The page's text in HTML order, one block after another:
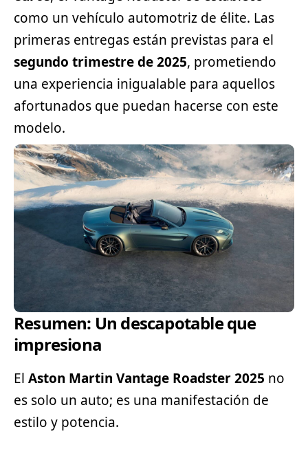
como un vehículo automotriz de élite. Las
primeras entregas están previstas para el
segundo trimestre de 2025, prometiendo
una experiencia inigualable para aquellos
afortunados que puedan hacerse con este
modelo.
Resumen: Un descapotable que
impresiona
El Aston Martin Vantage Roadster 2025 no
es solo un auto; es una manifestación de
estilo y potencia.